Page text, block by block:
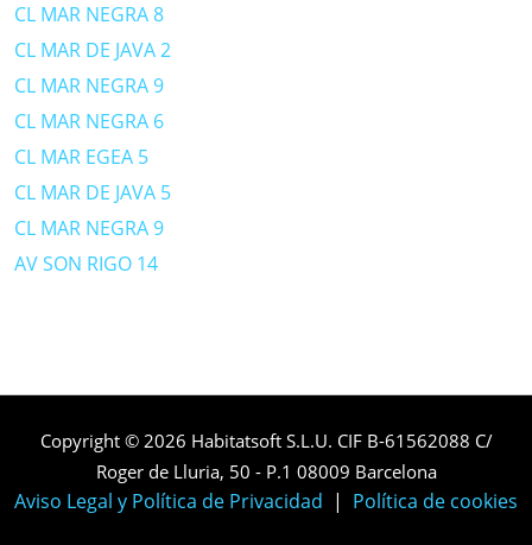
CL MAR NEGRA 8
CL MAR DE JAVA 2
CL MAR NEGRA 9
CL MAR NEGRA 6
CL MAR EGEA 5
CL MAR DE JAVA 5
CL MAR NEGRA 9
AV SON RIGO 14
Copyright © 2026 Habitatsoft S.L.U. CIF B-61562088 C/
Roger de Lluria, 50 - P.1 08009 Barcelona
Aviso Legal y Política de Privacidad | Política de cookies